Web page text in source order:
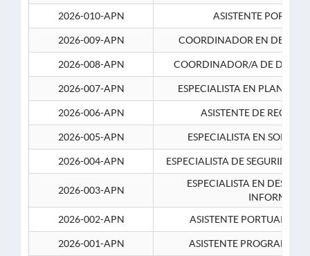
2026-010-APN
ASISTENTE
2026-009-APN COORDINADOR EN
2026-008-APN COORDINADOR/A DE
2026-007-APN ESPECIALISTA EN
2026-006-APN ASISTENTE DE
2026-005-APN ESPECIALISTA EN
2026-004-APN ESPECIALISTA DE SEGURIDAD
2026-003-APN
ESPECIALISTA EN
2026-002-APN
ASISTENTE PORTUARIO 2-
2026-001-APN ASISTENTE